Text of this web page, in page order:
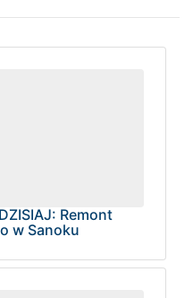
Remont
w Sanoku